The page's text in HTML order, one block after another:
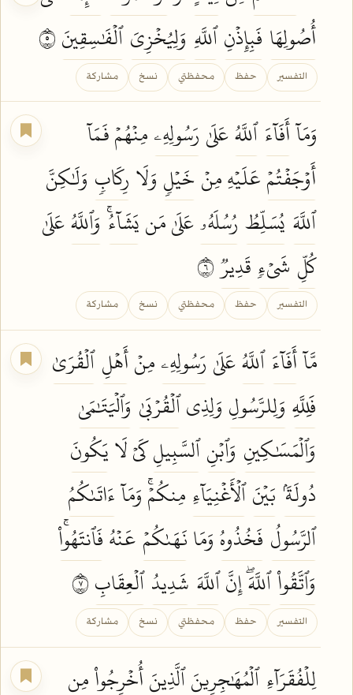
أُصُولِهَا فَبِإِذۡنِٱللَّهِ وَلِيُخۡزِيَٱلۡفَٰسِقِينَ
التفسير حفظ محفظتي نسخ مشاركة
وَمَآأَفَآءَٱللَّهُعَلَىٰ رَسُولِهِۦمِنۡهُمۡ فَمَآ
أَوۡجَفۡتُمۡعَلَيۡهِ مِنۡخَيۡلٖ وَلَا رِكَابٖ وَلَٰكِنَّ
ٱللَّهَ يُسَلِّطُ رُسُلَهُۥعَلَىٰ مَنيَشَآءُۚ وَٱللَّهُعَلَىٰ
كُلِّ شَيۡءٖقَدِيرٞ
التفسير حفظ محفظتي نسخ مشاركة
مَّآأَفَآءَٱللَّهُعَلَىٰ رَسُولِهِۦمِنۡأَهۡلِٱلۡقُرَىٰ
فَلِلَّهِ وَلِلرَّسُولِ وَلِذِيٱلۡقُرۡبَىٰ وَٱلۡيَتَٰمَىٰ
وَٱلۡمَسَٰكِينِ وَٱبۡنِٱلسَّبِيلِكَيۡ لَايَكُونَ
دُولَةَۢ بَيۡنَٱلۡأَغۡنِيَآءِ مِنكُمۡۚ وَمَآءَاتَىٰكُمُ
ٱلرَّسُولُ فَخُذُوهُوَمَانَهَىٰكُمۡ عَنۡهُفَٱنتَهُواْۚ
وَٱتَّقُواْٱللَّهَۖإِنَّٱللَّهَ شَدِيدُٱلۡعِقَابِ
التفسير حفظ محفظتي نسخ مشاركة
لِلۡفُقَرَآءِٱلۡمُهَٰجِرِينَٱلَّذِينَأُخۡرِجُواْمِن